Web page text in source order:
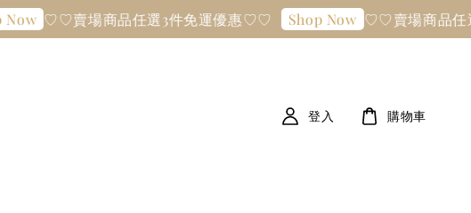
♡♡賣場商品任選3件免運優惠♡♡ Shop Now ♡♡賣場商品任選3件
登入 購物車